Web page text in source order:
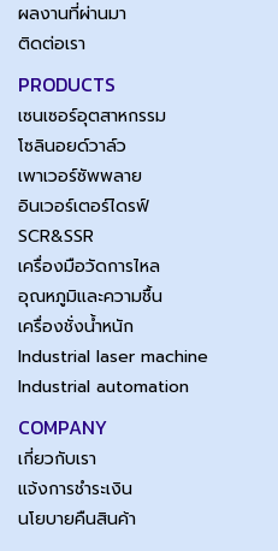
ผลงานที่ผ่านมา
ติดต่อเรา
PRODUCTS
เซนเซอร์อุตสาหกรรม
โซลินอยด์วาล์ว
เพาเวอร์ซัพพลาย
อินเวอร์เตอร์ไดรฟ์
SCR&SSR
เครื่องมือวัดการไหล
อุณหภูมิและความชื้น
เครื่องชั่งน้ำหนัก
Industrial laser machine
Industrial automation
COMPANY
เกี่ยวกับเรา
แจ้งการชำระเงิน
นโยบายคืนสินค้า